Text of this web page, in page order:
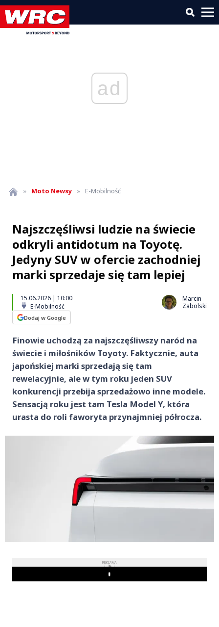
ad
» Moto Newsy » E-Mobilność
Najszczęśliwsi ludzie na świecie
odkryli antidotum na Toyotę.
Jedyny SUV w ofercie zachodniej
marki sprzedaje się tam lepiej
15.06.2026 | 10:00
E-Mobilność
Dodaj w Google
Marcin
Zabolski
Finowie uchodzą za najszczęśliwszy naród na
świecie i miłośników Toyoty. Faktycznie, auta
japońskiej marki sprzedają się tam
rewelacyjnie, ale w tym roku jeden SUV
konkurencji przebija sprzedażowo inne modele.
Sensacją roku jest tam Tesla Model Y, która
urasta do roli faworyta przynajmniej półrocza.
REKLAMA
Play